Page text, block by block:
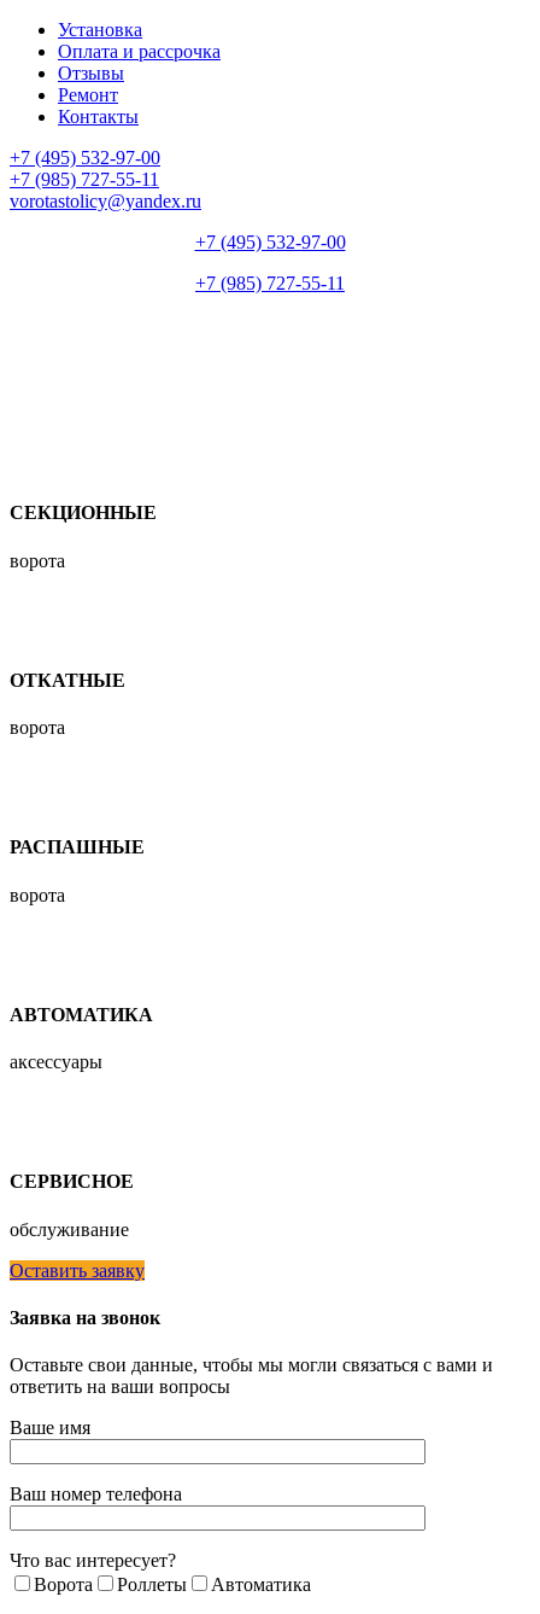
Установка
Оплата и рассрочка
Отзывы
Ремонт
Контакты
+7 (495) 532-97-00
+7 (985) 727-55-11
vorotastolicy@yandex.ru
+7 (495) 532-97-00
+7 (985) 727-55-11
СЕКЦИОННЫЕ
ворота
ОТКАТНЫЕ
ворота
РАСПАШНЫЕ
ворота
АВТОМАТИКА
аксессуары
СЕРВИСНОЕ
обслуживание
Оставить заявку
Заявка на звонок
Оставьте свои данные, чтобы мы могли связаться с вами и
ответить на ваши вопросы
Ваше имя
Ваш номер телефона
Что вас интересует?
Ворота
Роллеты Автоматика